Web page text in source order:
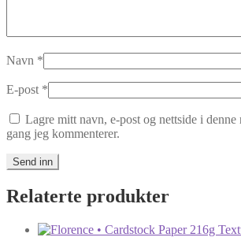
Navn *
E-post *
Lagre mitt navn, e-post og nettside i denne
gang jeg kommenterer.
Relaterte produkter